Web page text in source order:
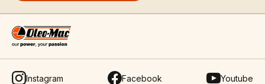
Instagram Facebook Youtube